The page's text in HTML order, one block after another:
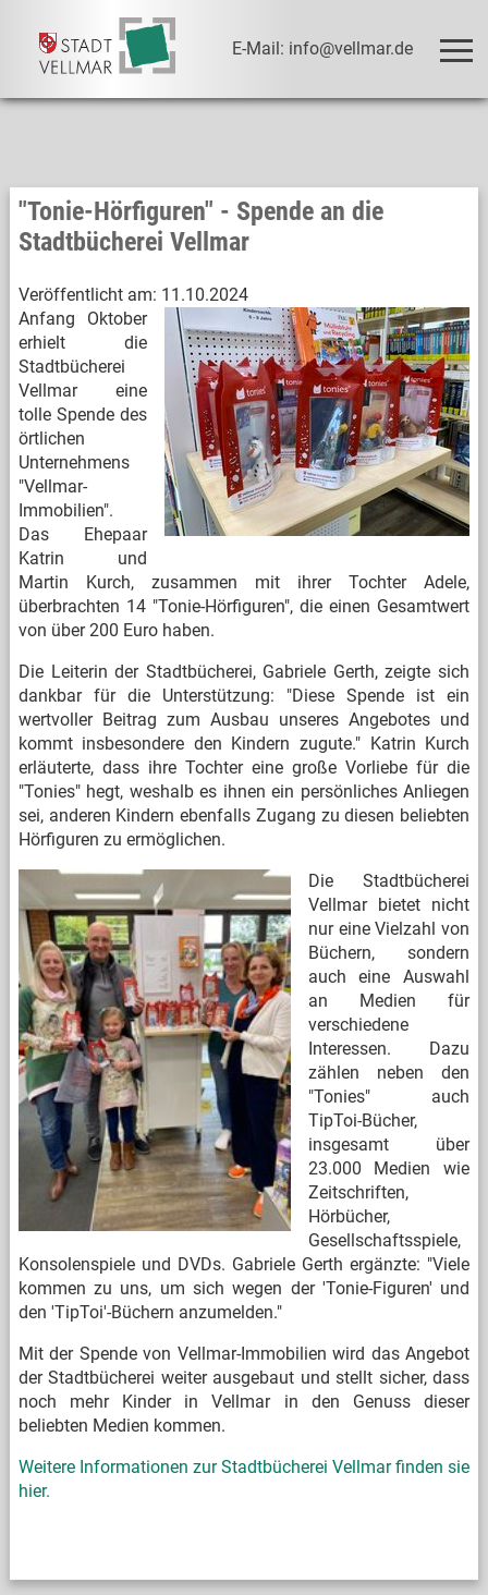
E-Mail: info@vellmar.de
"Tonie-Hörfiguren" - Spende an die
Stadtbücherei Vellmar
Veröffentlicht am: 11.10.2024
Anfang Oktober
erhielt die
Stadtbücherei
Vellmar eine
tolle Spende des
örtlichen
Unternehmens
"Vellmar-
Immobilien".
Das Ehepaar
Katrin und
Martin Kurch, zusammen mit ihrer Tochter Adele,
überbrachten 14 "Tonie-Hörfiguren", die einen Gesamtwert
von über 200 Euro haben.
Die Leiterin der Stadtbücherei, Gabriele Gerth, zeigte sich
dankbar für die Unterstützung: "Diese Spende ist ein
wertvoller Beitrag zum Ausbau unseres Angebotes und
kommt insbesondere den Kindern zugute." Katrin Kurch
erläuterte, dass ihre Tochter eine große Vorliebe für die
"Tonies" hegt, weshalb es ihnen ein persönliches Anliegen
sei, anderen Kindern ebenfalls Zugang zu diesen beliebten
Hörfiguren zu ermöglichen.
Die Stadtbücherei
Vellmar bietet nicht
nur eine Vielzahl von
Büchern, sondern
auch eine Auswahl
an Medien für
verschiedene
Interessen. Dazu
zählen neben den
"Tonies" auch
TipToi-Bücher,
insgesamt über
23.000 Medien wie
Zeitschriften,
Hörbücher,
Gesellschaftsspiele,
Konsolenspiele und DVDs. Gabriele Gerth ergänzte: "Viele
kommen zu uns, um sich wegen der 'Tonie-Figuren' und
den 'TipToi'-Büchern anzumelden."
Mit der Spende von Vellmar-Immobilien wird das Angebot
der Stadtbücherei weiter ausgebaut und stellt sicher, dass
noch mehr Kinder in Vellmar in den Genuss dieser
beliebten Medien kommen.
Weitere Informationen zur Stadtbücherei Vellmar finden sie
hier.